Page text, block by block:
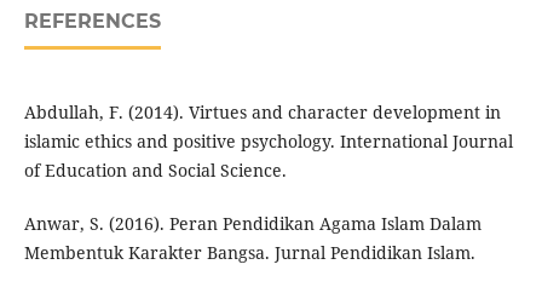
REFERENCES
Abdullah, F. (2014). Virtues and character development in
islamic ethics and positive psychology. International Journal
of Education and Social Science.
Anwar, S. (2016). Peran Pendidikan Agama Islam Dalam
Membentuk Karakter Bangsa. Jurnal Pendidikan Islam.